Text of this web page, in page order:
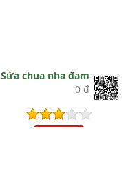
Sữa chua nha đam
0 đ